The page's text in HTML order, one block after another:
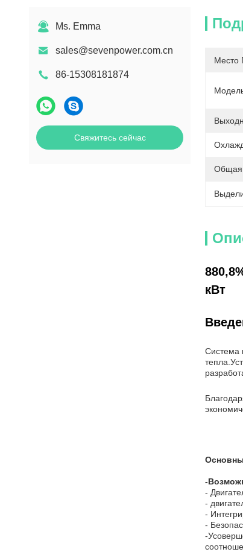
Ms. Emma
sales@sevenpower.com.cn
86-15308181874
Свяжитесь сейчас
Место
Общая
кВт
Система
-
-
-
-
-
-